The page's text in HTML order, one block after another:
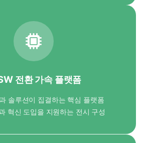
전환 가속 플랫폼
솔루션이 집결하는 핵심 플랫폼
혁신 도입을 지원하는 전시 구성